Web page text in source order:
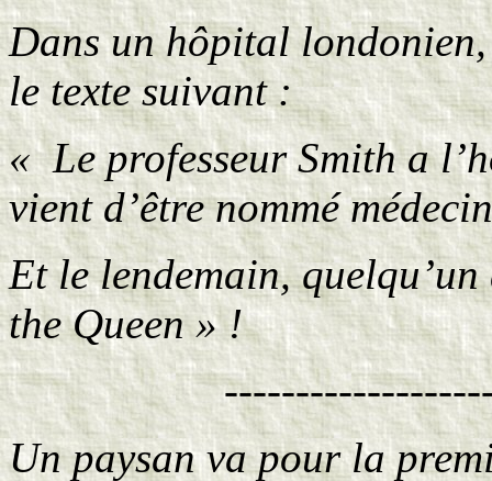
Dans un hôpital
le texte suivant :
« Le professeur Smith a
vient d’être nommé
Et le lendemain,
the Queen » !
Un paysan va pour la